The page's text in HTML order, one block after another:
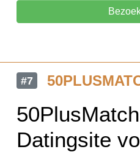
#7
Datingsite